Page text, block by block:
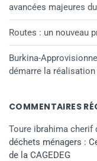
avancées majeures
Routes : un nouveau
Burkina-
démarre la réalisation
COMMENTAIRES
Toure ibrahima cherif
déchets ménagers :
de la CAGEDEG